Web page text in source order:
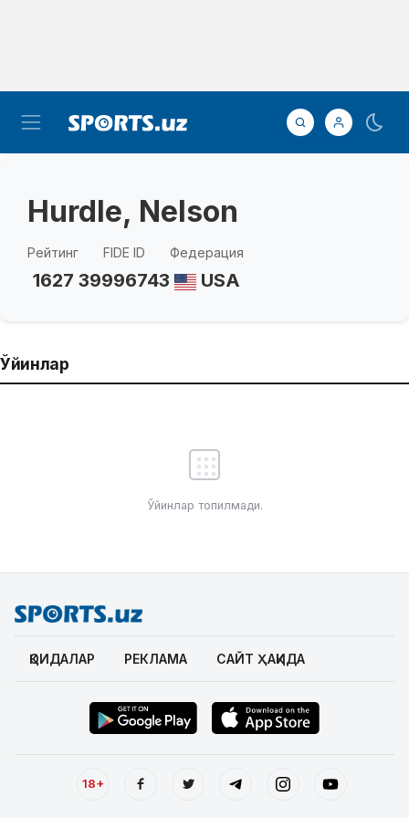
Hurdle, Nelson
Рейтинг
1627
FIDE ID
39996743
Федерация
USA
Ўйинлар
Ўйинлар топилмади.
ҚОИДАЛАР РЕКЛАМА САЙТ ҲАҚИДА
18+